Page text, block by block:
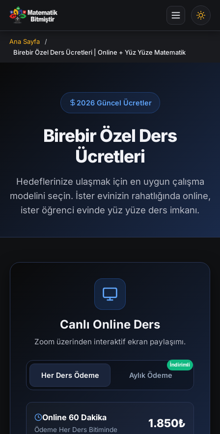
Ana Sayfa
/
Birebir Özel Ders Ücretleri | Online + Yüz Yüze Matematik
2026 Güncel Ücretler
Birebir Özel Ders
Ücretleri
Hedeflerinize ulaşmak için en uygun çalışma
modelini seçin. İster evinizin rahatlığında online,
ister öğrenci evinde yüz yüze ders imkanı.
Canlı Online Ders
Zoom üzerinden interaktif ekran paylaşımı.
Her Ders Ödeme Aylık Ödeme
İndirimli
Online 60 Dakika
Ödeme Her Ders Bitiminde 1.850₺